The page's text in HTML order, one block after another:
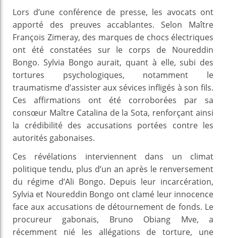
Lors d’une conférence de presse, les avocats ont
apporté des preuves accablantes. Selon Maître
François Zimeray, des marques de chocs électriques
ont été constatées sur le corps de Noureddin
Bongo. Sylvia Bongo aurait, quant à elle, subi des
tortures psychologiques, notamment le
traumatisme d’assister aux sévices infligés à son fils.
Ces affirmations ont été corroborées par sa
consœur Maître Catalina de la Sota, renforçant ainsi
la crédibilité des accusations portées contre les
autorités gabonaises.
Ces révélations interviennent dans un climat
politique tendu, plus d’un an après le renversement
du régime d’Ali Bongo. Depuis leur incarcération,
Sylvia et Noureddin Bongo ont clamé leur innocence
face aux accusations de détournement de fonds. Le
procureur gabonais, Bruno Obiang Mve, a
récemment nié les allégations de torture, une